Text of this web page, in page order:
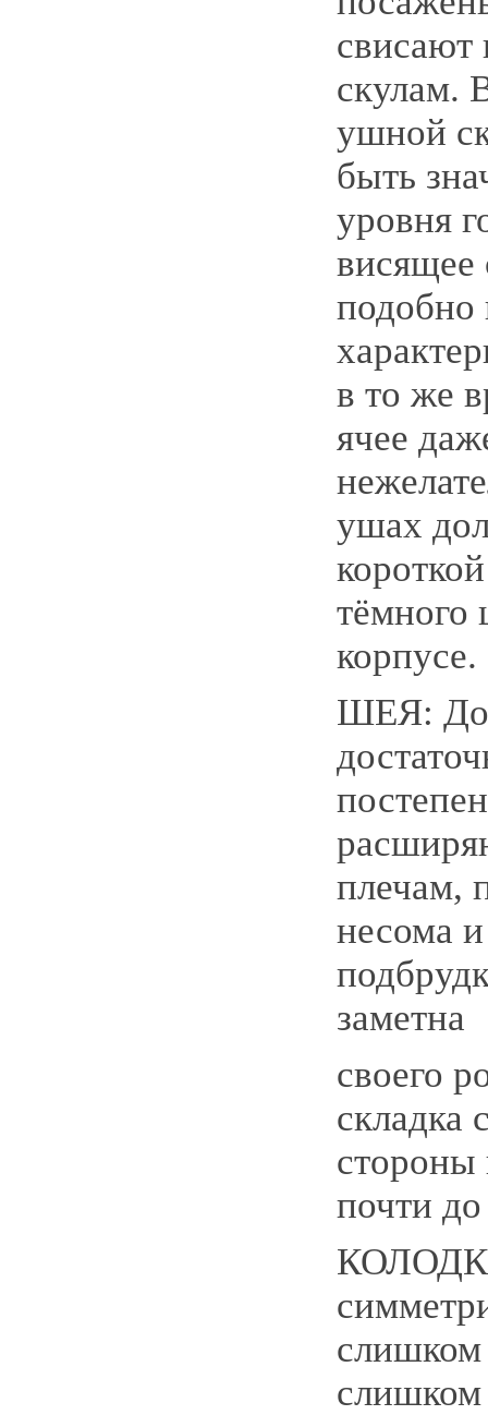
свисают
скулам.
ушной
быть
уровня
висящее
подобно
в то же
ячее
ушах
тёмного
корпусе.
ШЕЯ:
плечам,
несома
заметна
своего
складка
почти до
слишком